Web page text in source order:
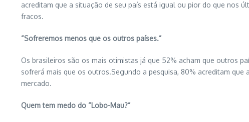
acreditam que a situação de seu país está igual ou pior do que nos
fracos.
“Sofreremos menos que os outros países.”
Os brasileiros são os mais otimistas já que 52% acham que outros
sofrerá mais que os outros.Segundo a pesquisa, 80% acreditam
mercado.
Quem tem medo do “Lobo-Mau?”